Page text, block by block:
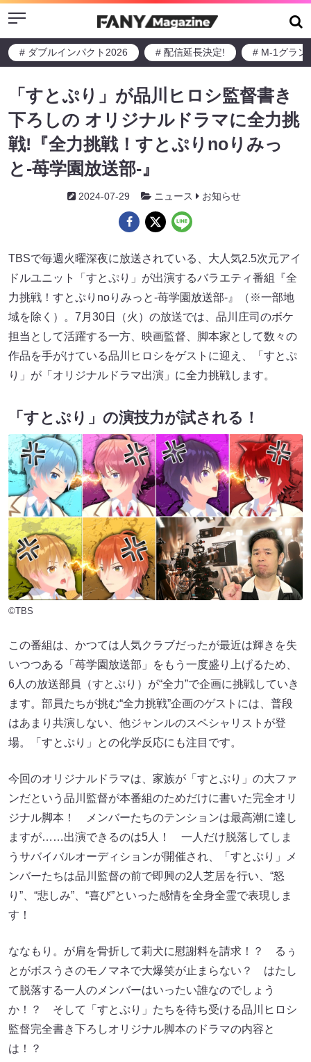
Menu
# ダブルインパクト2026 # 配信延長決定! # M-1グラン
「すとぷり」が品川ヒロシ監督書き
下ろしの オリジナルドラマに全力挑
戦!『全力挑戦！すとぷりnoりみっ
と-苺学園放送部-』
2024-07-29 ニュース お知らせ
TBSで毎週火曜深夜に放送されている、大人気2.5次元アイ
ドルユニット「すとぷり」が出演するバラエティ番組『全
力挑戦！すとぷりnoりみっと-苺学園放送部-』（※一部地
域を除く）。7月30日（火）の放送では、品川庄司のボケ
担当として活躍する一方、映画監督、脚本家として数々の
作品を手がけている品川ヒロシをゲストに迎え、「すとぷ
り」が「オリジナルドラマ出演」に全力挑戦します。
「すとぷり」の演技力が試される！
©TBS
この番組は、かつては人気クラブだったが最近は輝きを失
いつつある「苺学園放送部」をもう一度盛り上げるため、
6人の放送部員（すとぷり）が“全力”で企画に挑戦していき
ます。部員たちが挑む“全力挑戦”企画のゲストには、普段
はあまり共演しない、他ジャンルのスペシャリストが登
場。「すとぷり」との化学反応にも注目です。
今回のオリジナルドラマは、家族が「すとぷり」の大ファ
ンだという品川監督が本番組のためだけに書いた完全オリ
ジナル脚本！ メンバーたちのテンションは最高潮に達し
ますが……出演できるのは5人！ 一人だけ脱落してしま
うサバイバルオーディションが開催され、「すとぷり」メ
ンバーたちは品川監督の前で即興の2人芝居を行い、“怒
り”、“悲しみ”、“喜び”といった感情を全身全霊で表現しま
す！
ななもり。が肩を骨折して莉犬に慰謝料を請求！？ るぅ
とがボスうさのモノマネで大爆笑が止まらない？ はたし
て脱落する一人のメンバーはいったい誰なのでしょう
か！？ そして「すとぷり」たちを待ち受ける品川ヒロシ
監督完全書き下ろしオリジナル脚本のドラマの内容と
は！？